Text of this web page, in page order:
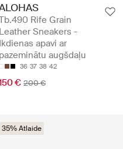
Rife Grain
Leather Sneakers -
Ikdienas apavi ar
pazeminātu augšdaļu
36 37 38 42
€ 200 €
35% Atlaide